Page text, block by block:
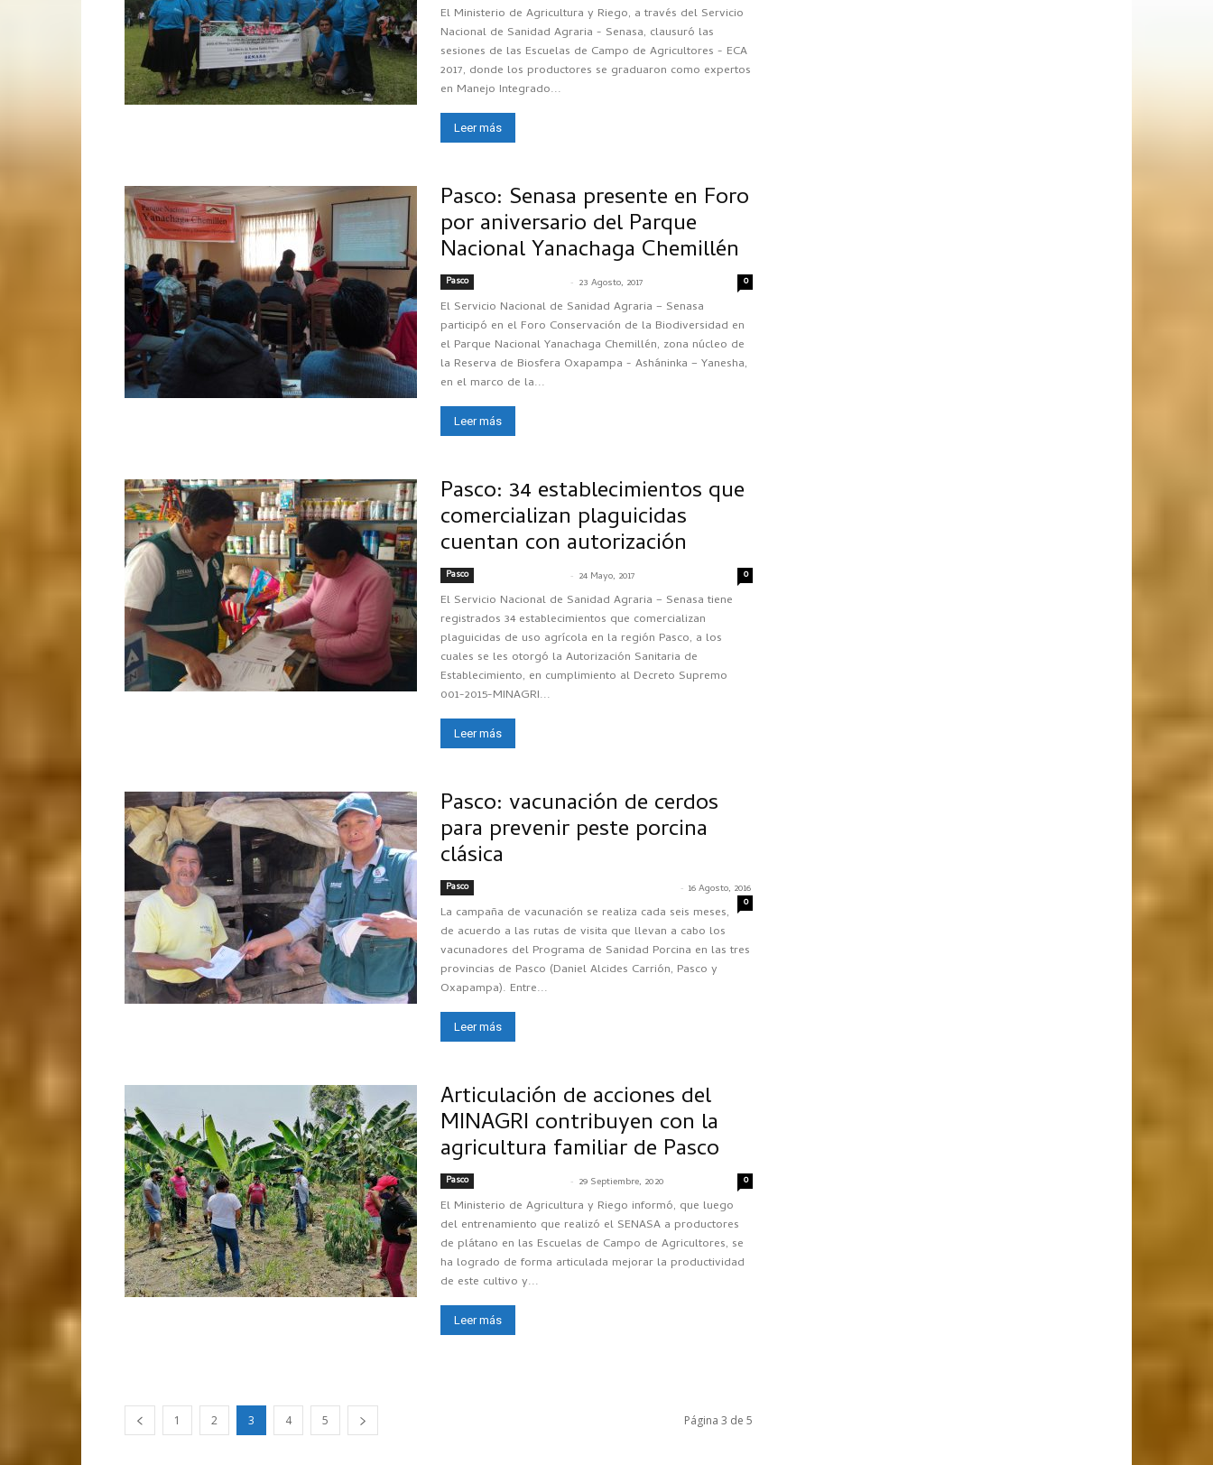
El Ministerio de Agricultura y Riego, a través del Servicio
Nacional de Sanidad Agraria - Senasa, clausuró las
sesiones de las Escuelas de Campo de Agricultores - ECA
2017, donde los productores se graduaron como expertos
en Manejo Integrado...
Leer más
Pasco: Senasa presente en Foro
por aniversario del Parque
Nacional Yanachaga Chemillén
Pasco - 23 Agosto, 2017 0
El Servicio Nacional de Sanidad Agraria – Senasa
participó en el Foro Conservación de la Biodiversidad en
el Parque Nacional Yanachaga Chemillén, zona núcleo de
la Reserva de Biosfera Oxapampa - Asháninka – Yanesha,
en el marco de la...
Leer más
Pasco: 34 establecimientos que
comercializan plaguicidas
cuentan con autorización
Pasco - 24 Mayo, 2017 0
El Servicio Nacional de Sanidad Agraria – Senasa tiene
registrados 34 establecimientos que comercializan
plaguicidas de uso agrícola en la región Pasco, a los
cuales se les otorgó la Autorización Sanitaria de
Establecimiento, en cumplimiento al Decreto Supremo
001-2015-MINAGRI...
Leer más
Pasco: vacunación de cerdos
para prevenir peste porcina
clásica
Pasco - 16 Agosto, 2016
0
La campaña de vacunación se realiza cada seis meses,
de acuerdo a las rutas de visita que llevan a cabo los
vacunadores del Programa de Sanidad Porcina en las tres
provincias de Pasco (Daniel Alcides Carrión, Pasco y
Oxapampa). Entre...
Leer más
Articulación de acciones del
MINAGRI contribuyen con la
agricultura familiar de Pasco
Pasco - 29 Septiembre, 2020 0
El Ministerio de Agricultura y Riego informó, que luego
del entrenamiento que realizó el SENASA a productores
de plátano en las Escuelas de Campo de Agricultores, se
ha logrado de forma articulada mejorar la productividad
de este cultivo y...
Leer más
1 2 3 4 5 Página 3 de 5